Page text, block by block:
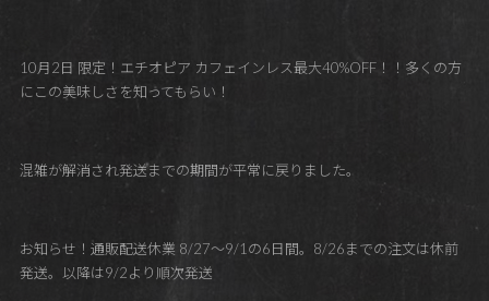
10月2日 限定！エチオピア カフェインレス最大40%OFF！！多くの方
にこの美味しさを知ってもらい！
混雑が解消され発送までの期間が平常に戻りました。
お知らせ！通販配送休業 8/27～9/1の6日間。8/26までの注文は休前
発送。以降は9/2より順次発送